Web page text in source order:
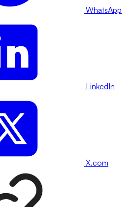
WhatsApp
LinkedIn
X.com